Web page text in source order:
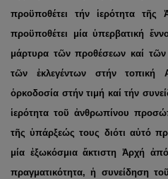
προϋποθέτει τήν ἱερότητα τῆς
προϋποθέτει μία ὑπερβατική
μάρτυρα τῶν προθέσεων καί
τῶν ἐκλεγέντων στήν τοπική
ὁρκοδοσία στήν τιμή καί τήν
ἱερότητα τοῦ ἀνθρωπίνου
τῆς ὑπάρξεώς τους διότι αὐτό
μία ἐξωκόσμια ἄκτιστη Ἀρχή
πραγματικότητα, ἡ συνείδηση